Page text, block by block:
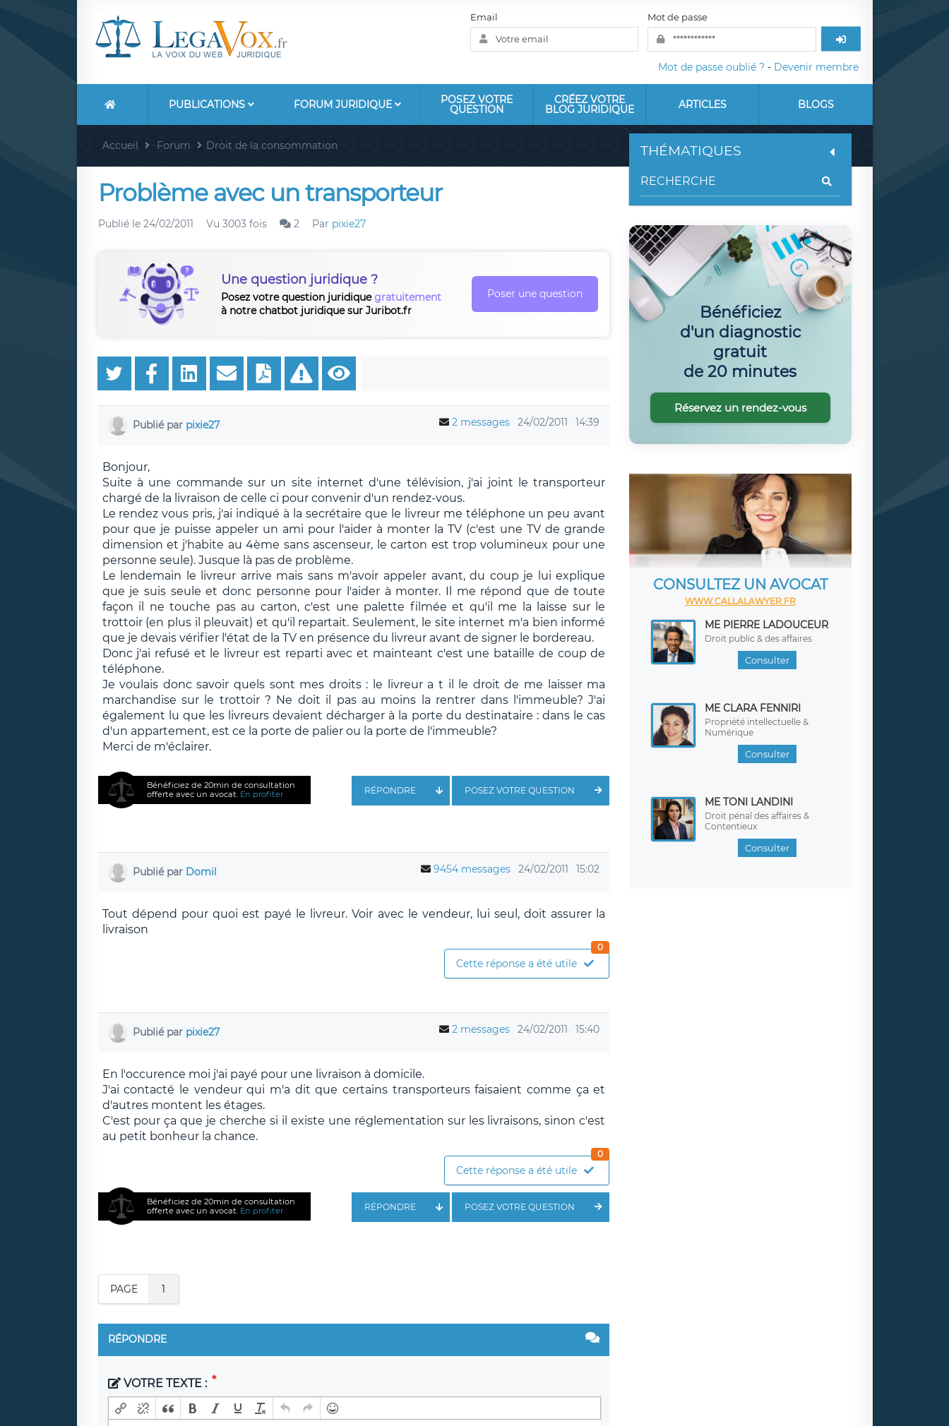
Email Mot de passe
Mot de passe oublié ? - Devenir membre
PUBLICATIONS FORUM JURIDIQUE POSEZ VOTRE
QUESTION
CRÉEZ VOTRE
BLOG JURIDIQUE ARTICLES BLOGS
Accueil Forum Droit de la consommation
Problème avec un transporteur
Publié le 24/02/2011 Vu 3003 fois 2 Par pixie27
Une question juridique ?
Posez votre question juridiquegratuitement
à notre chatbot juridique sur Juribot.fr
Poser une question
Publié par pixie27 2 messages 24/02/2011 14:39
Bonjour,
Suite à une commande sur un site internet d'une télévision, j'ai joint le transporteur
chargé de la livraison de celle ci pour convenir d'un rendez-vous.
Le rendez vous pris, j'ai indiqué à la secrétaire que le livreur me téléphone un peu avant
pour que je puisse appeler un ami pour l'aider à monter la TV (c'est une TV de grande
dimension et j'habite au 4ème sans ascenseur, le carton est trop volumineux pour une
personne seule). Jusque là pas de problème.
Le lendemain le livreur arrive mais sans m'avoir appeler avant, du coup je lui explique
que je suis seule et donc personne pour l'aider à monter. Il me répond que de toute
façon il ne touche pas au carton, c'est une palette filmée et qu'il me la laisse sur le
trottoir (en plus il pleuvait) et qu'il repartait. Seulement, le site internet m'a bien informé
que je devais vérifier l'état de la TV en présence du livreur avant de signer le bordereau.
Donc j'ai refusé et le livreur est reparti avec et mainteant c'est une bataille de coup de
téléphone.
Je voulais donc savoir quels sont mes droits : le livreur a t il le droit de me laisser ma
marchandise sur le trottoir ? Ne doit il pas au moins la rentrer dans l'immeuble? J'ai
également lu que les livreurs devaient décharger à la porte du destinataire : dans le cas
d'un appartement, est ce la porte de palier ou la porte de l'immeuble?
Merci de m'éclairer.
Bénéficiez de 20min de consultation
offerte avec un avocat. En profiter POSEZ VOTRE QUESTION
RÉPONDRE
Publié par Domil 9454 messages 24/02/2011 15:02
Tout dépend pour quoi est payé le livreur. Voir avec le vendeur, lui seul, doit assurer la
livraison
Cette réponse a été utile
0
Publié par pixie27 2 messages 24/02/2011 15:40
En l'occurence moi j'ai payé pour une livraison à domicile.
J'ai contacté le vendeur qui m'a dit que certains transporteurs faisaient comme ça et
d'autres montent les étages.
C'est pour ça que je cherche si il existe une réglementation sur les livraisons, sinon c'est
au petit bonheur la chance.
Cette réponse a été utile
0
Bénéficiez de 20min de consultation
offerte avec un avocat. En profiter POSEZ VOTRE QUESTION
RÉPONDRE
PAGE 1
RÉPONDRE
VOTRE TEXTE :
THÉMATIQUES
Bénéficiez
d'un diagnostic
gratuit
de 20 minutes
Réservez un rendez-vous
CONSULTEZ UN AVOCAT
WWW.CALLALAWYER.FR
ME PIERRE LADOUCEUR
Droit public & des affaires
Consulter
ME CLARA FENNIRI
Propriété intellectuelle &
Numérique
Consulter
ME TONI LANDINI
Droit pénal des affaires &
Contentieux
Consulter